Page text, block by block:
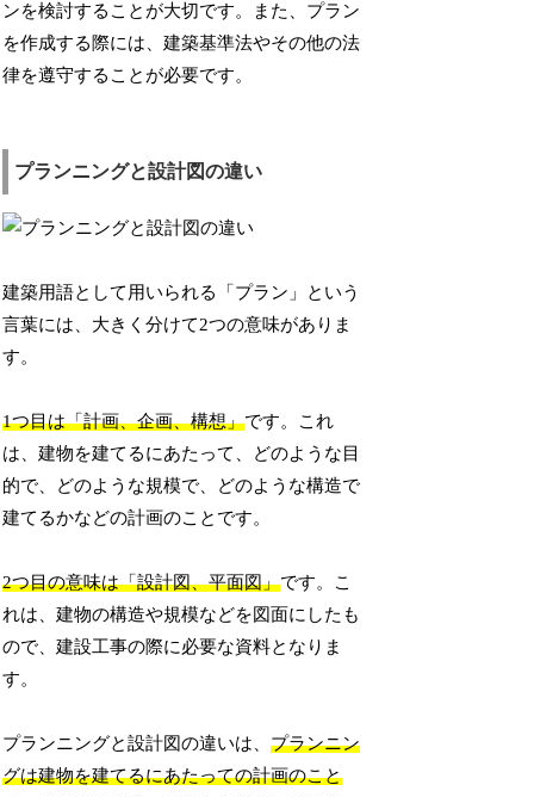
ンを検討することが大切です。また、プラン
を作成する際には、建築基準法やその他の法
律を遵守することが必要です。
プランニングと設計図の違い
建築用語として用いられる「プラン」という
言葉には、大きく分けて2つの意味がありま
す。
1つ目は「計画、企画、構想」です。これ
は、建物を建てるにあたって、どのような目
的で、どのような規模で、どのような構造で
建てるかなどの計画のことです。
2つ目の意味は「設計図、平面図」です。こ
れは、建物の構造や規模などを図面にしたも
ので、建設工事の際に必要な資料となりま
す。
プランニングと設計図の違いは、プランニン
グは建物を建てるにあたっての計画のこと